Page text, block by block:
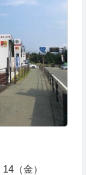
（金）